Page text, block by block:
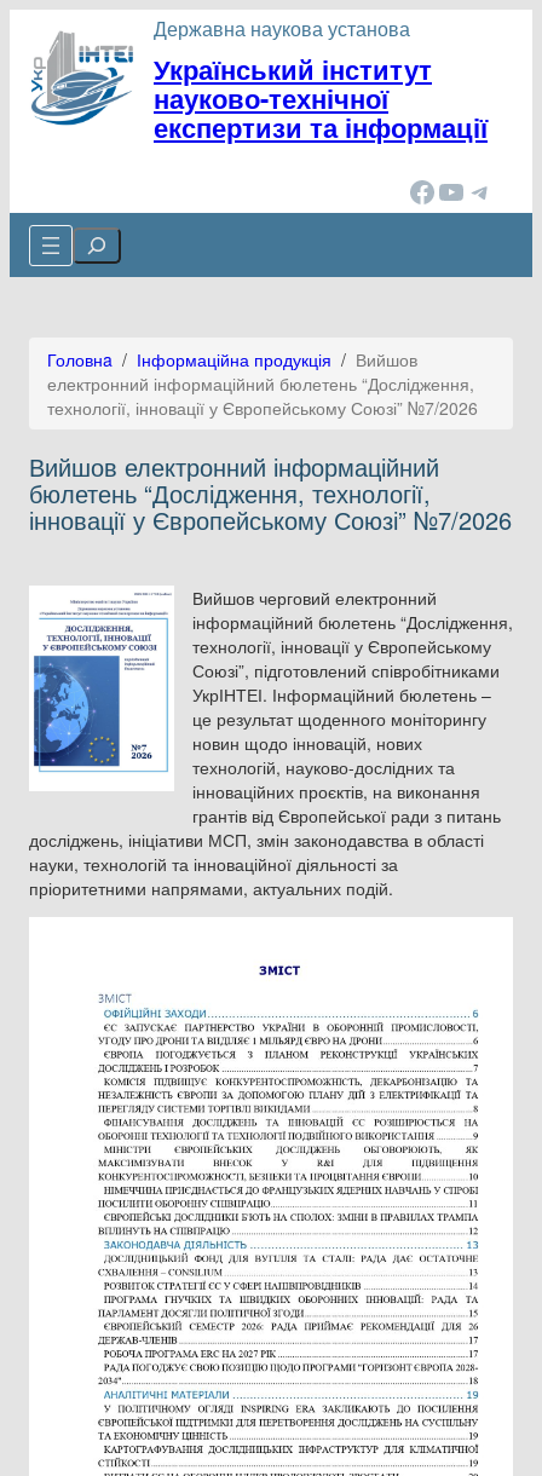
вмісту
Державна наукова установа
Український інститут
науково-технічної
експертизи та інформації
Facebook YouTube Telegram
Cerca
Головнa / Інформаційна продукція / Вийшов
електронний інформаційний бюлетень “Дослідження,
технології, інновації у Європейському Союзі” №7/2026
Вийшов електронний інформаційний
бюлетень “Дослідження, технології,
інновації у Європейському Союзі” №7/2026
Вийшов черговий електронний
інформаційний бюлетень “Дослідження,
технології, інновації у Європейському
Союзі”, підготовлений співробітниками
УкрІНТЕІ. Інформаційний бюлетень –
це результат щоденного моніторингу
новин щодо інновацій, нових
технологій, науково-дослідних та
інноваційних проєктів, на виконання
грантів від Європейської ради з питань
досліджень, ініціативи МСП, змін законодавства в області
науки, технологій та інноваційної діяльності за
пріоритетними напрямами, актуальних подій.